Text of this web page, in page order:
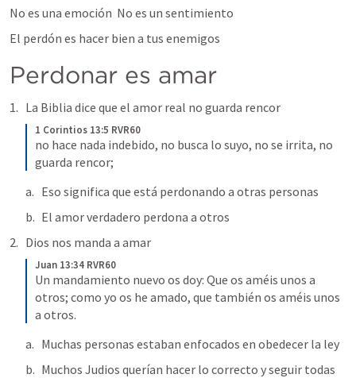
No es una emoción  No es un sentimiento
El perdón es hacer bien a tus enemigos
Perdonar es amar
La Biblia dice que el amor real no guarda rencor
1 Corintios 13:5 RVR60
no hace nada indebido, no busca lo suyo, no se irrita, no
guarda rencor;
Eso significa que está perdonando a otras personas
El amor verdadero perdona a otros
Dios nos manda a amar
Juan 13:34 RVR60
Un mandamiento nuevo os doy: Que os améis unos a
otros; como yo os he amado, que también os améis unos
a otros.
Muchas personas estaban enfocados en obedecer la ley
Muchos Judios querían hacer lo correcto y seguir todas